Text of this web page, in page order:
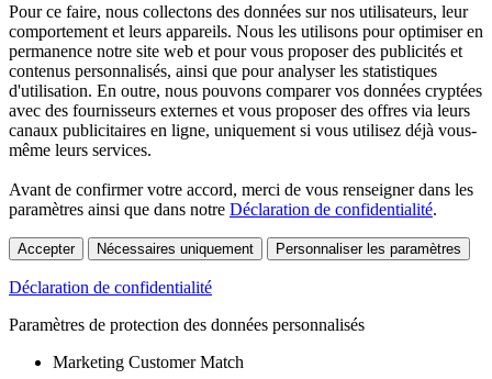
Pour ce faire, nous collectons des données sur nos utilisateurs, leur
comportement et leurs appareils. Nous les utilisons pour optimiser en
permanence notre site web et pour vous proposer des publicités et
contenus personnalisés, ainsi que pour analyser les statistiques
d'utilisation. En outre, nous pouvons comparer vos données cryptées
avec des fournisseurs externes et vous proposer des offres via leurs
canaux publicitaires en ligne, uniquement si vous utilisez déjà vous-
même leurs services.
Avant de confirmer votre accord, merci de vous renseigner dans les
paramètres ainsi que dans notre Déclaration de confidentialité.
Accepter Nécessaires uniquement Personnaliser les paramètres
Déclaration de confidentialité
Paramètres de protection des données personnalisés
Marketing Customer Match